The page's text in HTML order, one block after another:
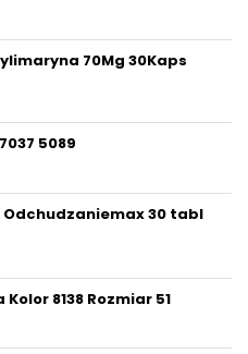
70Mg 30Kaps
5089
30 tabl
8138 Rozmiar 51